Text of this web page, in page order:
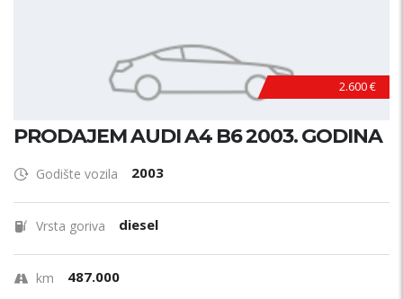
2.600 €
PRODAJEM AUDI A4 B6 2003. GODINA
Godište vozila 2003
Vrsta goriva diesel
km 487.000